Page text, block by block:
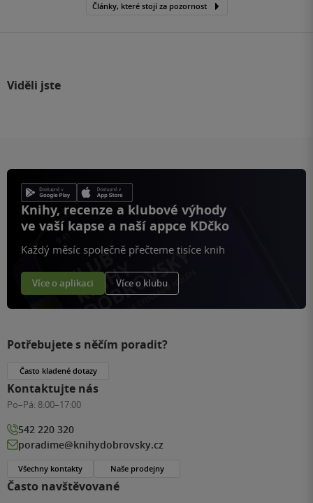
Články, které stojí za pozornost
Viděli jste
Knihy, recenze a klubové výhody
ve vaší kapse a naší appce KDčko
Každý měsíc společně přečteme tisíce knih
Více o aplikaci Více o klubu
Často navštěvované
Potřebujete s něčím poradit?
Často kladené dotazy
Kontaktujte nás
Po–Pá: 8:00–17:00
542 220 320
poradime@knihydobrovsky.cz
Všechny kontakty Naše prodejny